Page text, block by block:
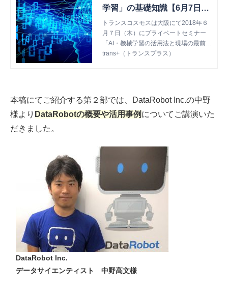
学習」の基礎知識【6月7日大
阪AIセミナー1/3】 | trans+
（トランスプラス）
トランスコスモスは大阪にて2018年６
月７日（木）にプライベートセミナー
「AI・機械学習の活用法と現場の最前
線」を開催しました。 今回から全3回に
trans+（トランスプラス）
本稿にてご紹介する第２部では、DataRobot Inc.の中野
様より DataRobotの概要や活用事例 についてご講演いた
だきました。
DataRobot Inc.
データサイエンティスト 中野高文様